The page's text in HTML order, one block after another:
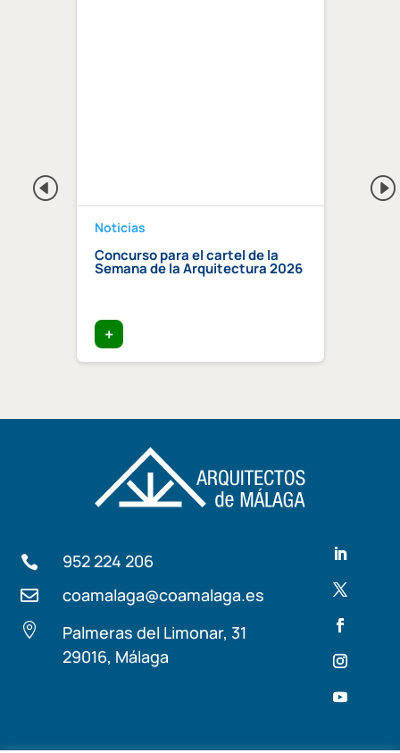
Noticias
Concurso para el cartel de la
Semana de la Arquitectura 2026
+
 952 224 206
 coamalaga@coamalaga.es

Palmeras del Limonar, 31
29016, Málaga